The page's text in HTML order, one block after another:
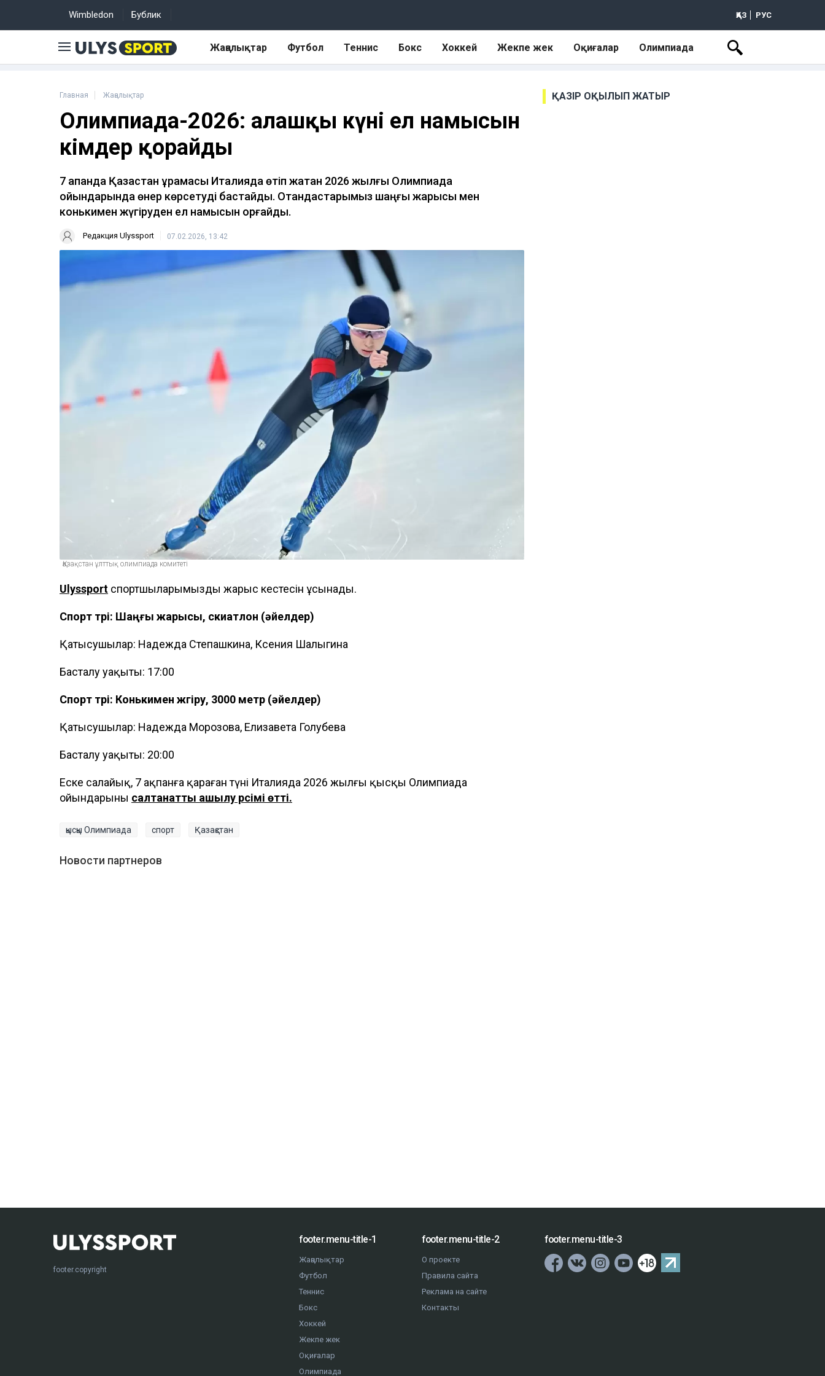
Wimbledon Бублик ҚАЗ РУС
Жаңалықтар Футбол Теннис Бокс Хоккей Жекпе жек Оқиғалар Олимпиада
Главная Жаңалықтар
Олимпиада-2026: алғашқы күні ел намысын
кімдер қорғайды
7 ақпанда Қазақстан құрамасы Италияда өтіп жатқан 2026 жылғы Олимпиада
ойындарында өнер көрсетуді бастайды. Отандастарымыз шаңғы жарысы мен
конькимен жүгіруден ел намысын қорғайды.
Редакция Ulyssport 07.02.2026, 13:42
Қазақстан ұлттық олимпиада комитеті
Ulyssport спортшыларымыздың жарыс кестесін ұсынады.
Спорт түрі: Шаңғы жарысы, скиатлон (әйелдер)
Қатысушылар: Надежда Степашкина, Ксения Шалыгина
Басталу уақыты: 17:00
Спорт түрі: Конькимен жүгіру, 3000 метр (әйелдер)
Қатысушылар: Надежда Морозова, Елизавета Голубева
Басталу уақыты: 20:00
Еске салайық, 7 ақпанға қараған түні Италияда 2026 жылғы қысқы Олимпиада
ойындарының салтанатты ашылу рәсімі өтті.
қысқы Олимпиада спорт Қазақстан
Новости партнеров
ҚАЗІР ОҚЫЛЫП ЖАТЫР
footer.copyright
footer.menu-title-1
Жаңалықтар
Футбол
Теннис
Бокс
Хоккей
Жекпе жек
Оқиғалар
Олимпиада
footer.menu-title-2
О проекте
Правила сайта
Реклама на сайте
Контакты
footer.menu-title-3